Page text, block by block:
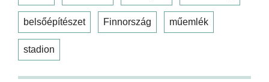
belsőépítészet Finnország műemlék
stadion